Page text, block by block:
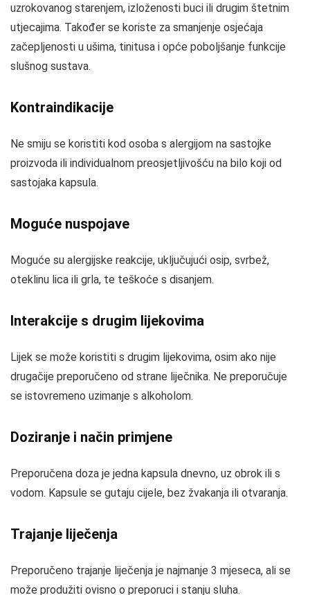
uzrokovanog starenjem, izloženosti buci ili drugim štetnim
utjecajima. Također se koriste za smanjenje osjećaja
začepljenosti u ušima, tinitusa i opće poboljšanje funkcije
slušnog sustava.
Kontraindikacije
Ne smiju se koristiti kod osoba s alergijom na sastojke
proizvoda ili individualnom preosjetljivošću na bilo koji od
sastojaka kapsula.
Moguće nuspojave
Moguće su alergijske reakcije, uključujući osip, svrbež,
oteklinu lica ili grla, te teškoće s disanjem.
Interakcije s drugim lijekovima
Lijek se može koristiti s drugim lijekovima, osim ako nije
drugačije preporučeno od strane liječnika. Ne preporučuje
se istovremeno uzimanje s alkoholom.
Doziranje i način primjene
Preporučena doza je jedna kapsula dnevno, uz obrok ili s
vodom. Kapsule se gutaju cijele, bez žvakanja ili otvaranja.
Trajanje liječenja
Preporučeno trajanje liječenja je najmanje 3 mjeseca, ali se
može produžiti ovisno o preporuci i stanju sluha.